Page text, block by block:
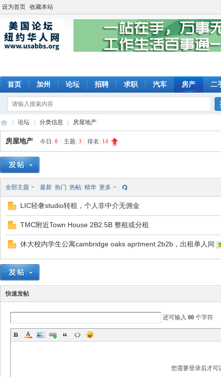
设为首页 收藏本站
首页 加州 论坛 招聘 求职 汽车 房产 二
国
»
论坛
›
分类信息 房屋地产
房屋地产 今日: 0 主题: 3 排名: 14
全部主题 最新 热门 热帖 精华 更多
LIC轻奢studio转租，个人非中介无佣金
TMC附近Town House 2B2.5B 整租或分租
休大校内学生公寓cambridge oaks aprtment 2b2b，出租单人间
快速发帖
还可输入 80 个字符
您需要登录后才可